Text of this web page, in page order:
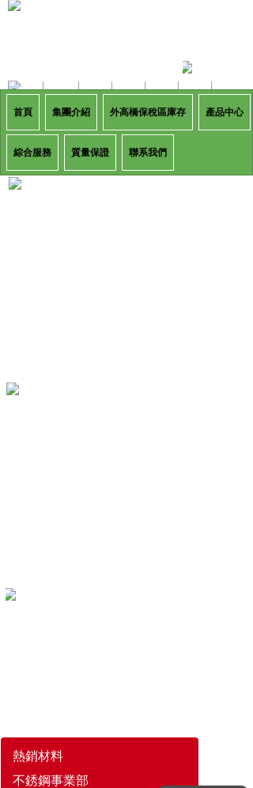
首頁 集團介紹 外高橋保稅區庫存 產品中心
綜合服務 質量保證 聯系我們
熱銷材料
不銹鋼事業部